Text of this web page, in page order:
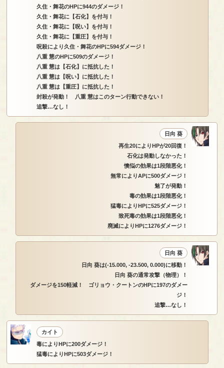
久住・舞花のHPに944のダメージ！
久住・舞花に【石化】を付与！
久住・舞花に【呪い】を付与！
久住・舞花に【重圧】を付与！
呪殺により久住・舞花のHPに594ダメージ！
八重 慧のHPに509のダメージ！
八重 慧は【石化】に抵抗した！
八重 慧は【呪い】に抵抗した！
八重 慧は【重圧】に抵抗した！
封殺が発動！ 八重 慧はこのターン行動できない！
追撃…なし！
日向 葵
再生20によりHPが20回復！
石化は発動しなかった！
懊悩の効果は1段階悪化！
無常によりAPに500ダメージ！
魅了が発動！
毒の効果は1段階悪化！
猛毒によりHPに525ダメージ！
致死毒の効果は1段階悪化！
廃滅によりHPに1276ダメージ！
日向 葵
日向 葵は(-15.000, -23.500, 0.000)に移動！
日向 葵の通常攻撃（物理）！
ダメージを150軽減！ ゴリョウ・クートンのHPに197のダメー
ジ！
追撃…なし！
カイト
毒によりHPに200ダメージ！
猛毒によりHPに503ダメージ！